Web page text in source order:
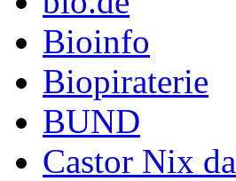
Bioinfo
Biopiraterie
BUND
Castor Nix da